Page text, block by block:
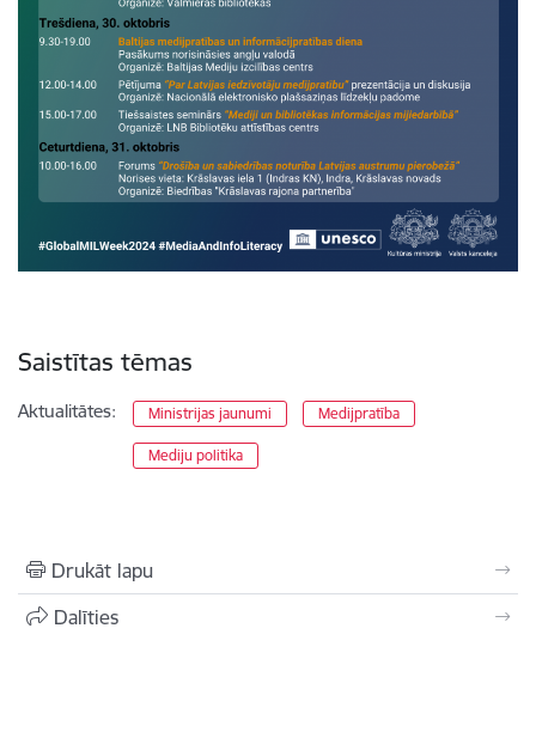
Saistītas tēmas
Aktualitātes: Ministrijas jaunumi Medijpratība
Mediju politika
Drukāt lapu
Dalīties